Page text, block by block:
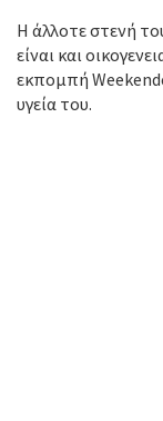
Η άλλοτε στενή
είναι και
εκπομπή
υγεία του.